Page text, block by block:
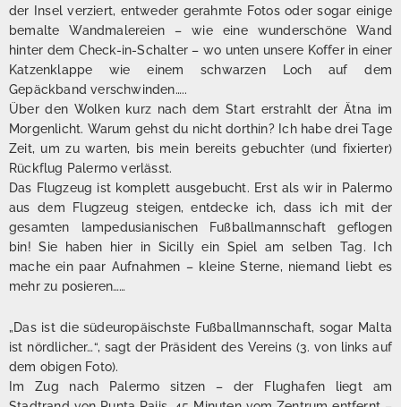
der Insel verziert, entweder gerahmte Fotos oder sogar einige
bemalte Wandmalereien – wie eine wunderschöne Wand
hinter dem Check-in-Schalter – wo unten unsere Koffer in einer
Katzenklappe wie einem schwarzen Loch auf dem
Gepäckband verschwinden…..
Über den Wolken kurz nach dem Start erstrahlt der Ätna im
Morgenlicht. Warum gehst du nicht dorthin? Ich habe drei Tage
Zeit, um zu warten, bis mein bereits gebuchter (und fixierter)
Rückflug Palermo verlässt.
Das Flugzeug ist komplett ausgebucht. Erst als wir in Palermo
aus dem Flugzeug steigen, entdecke ich, dass ich mit der
gesamten lampedusianischen Fußballmannschaft geflogen
bin! Sie haben hier in Sicilly ein Spiel am selben Tag. Ich
mache ein paar Aufnahmen – kleine Sterne, niemand liebt es
mehr zu posieren……
„Das ist die südeuropäischste Fußballmannschaft, sogar Malta
ist nördlicher…“, sagt der Präsident des Vereins (3. von links auf
dem obigen Foto).
Im Zug nach Palermo sitzen – der Flughafen liegt am